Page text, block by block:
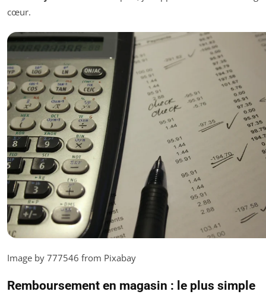
cœur.
Image by 777546 from Pixabay
Remboursement en magasin : le plus simple